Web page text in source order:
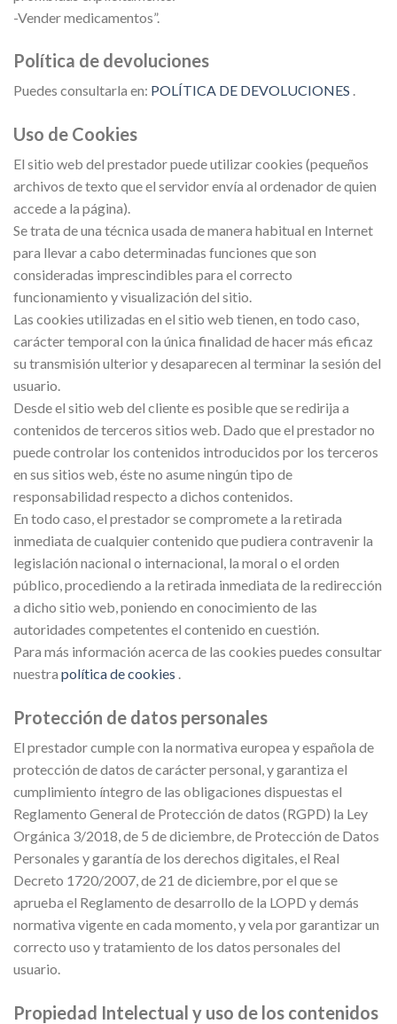
-Vender medicamentos”.
Política de devoluciones
Puedes consultarla en: POLÍTICA DE DEVOLUCIONES .
Uso de Cookies
El sitio web del prestador puede utilizar cookies (pequeños
archivos de texto que el servidor envía al ordenador de quien
accede a la página).
Se trata de una técnica usada de manera habitual en Internet
para llevar a cabo determinadas funciones que son
consideradas imprescindibles para el correcto
funcionamiento y visualización del sitio.
Las cookies utilizadas en el sitio web tienen, en todo caso,
carácter temporal con la única finalidad de hacer más eficaz
su transmisión ulterior y desaparecen al terminar la sesión del
usuario.
Desde el sitio web del cliente es posible que se redirija a
contenidos de terceros sitios web. Dado que el prestador no
puede controlar los contenidos introducidos por los terceros
en sus sitios web, éste no asume ningún tipo de
responsabilidad respecto a dichos contenidos.
En todo caso, el prestador se compromete a la retirada
inmediata de cualquier contenido que pudiera contravenir la
legislación nacional o internacional, la moral o el orden
público, procediendo a la retirada inmediata de la redirección
a dicho sitio web, poniendo en conocimiento de las
autoridades competentes el contenido en cuestión.
Para más información acerca de las cookies puedes consultar
nuestra política de cookies .
Protección de datos personales
El prestador cumple con la normativa europea y española de
protección de datos de carácter personal, y garantiza el
cumplimiento íntegro de las obligaciones dispuestas el
Reglamento General de Protección de datos (RGPD) la Ley
Orgánica 3/2018, de 5 de diciembre, de Protección de Datos
Personales y garantía de los derechos digitales, el Real
Decreto 1720/2007, de 21 de diciembre, por el que se
aprueba el Reglamento de desarrollo de la LOPD y demás
normativa vigente en cada momento, y vela por garantizar un
correcto uso y tratamiento de los datos personales del
usuario.
Propiedad Intelectual y uso de los contenidos